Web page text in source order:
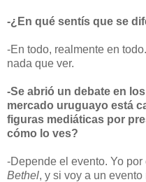
-¿En qué sentís que se
-En todo, realmente en
nada que ver.
-Se abrió un debate en
mercado uruguayo está
figuras mediáticas por
cómo lo ves?
-Depende el evento. Yo
Bethel, y si voy a un